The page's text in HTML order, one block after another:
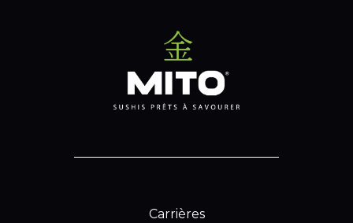
Carrières